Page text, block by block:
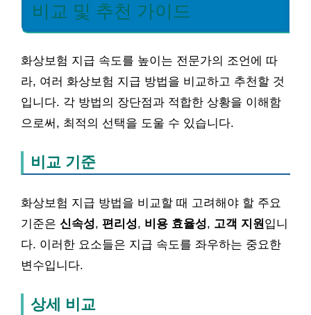
비교 및 추천 가이드
화상보험 지급 속도를 높이는 전문가의 조언에 따
라, 여러 화상보험 지급 방법을 비교하고 추천할 것
입니다. 각 방법의 장단점과 적합한 상황을 이해함
으로써, 최적의 선택을 도울 수 있습니다.
비교 기준
화상보험 지급 방법을 비교할 때 고려해야 할 주요
기준은 신속성, 편리성, 비용 효율성, 고객 지원 입니
다. 이러한 요소들은 지급 속도를 좌우하는 중요한
변수입니다.
상세 비교